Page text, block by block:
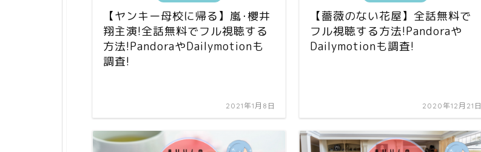
【ヤンキー母校に帰る】嵐･櫻井
翔主演!全話無料でフル視聴する
方法!PandoraやDailymotionも
調査!
2021年1月8日
【薔薇のない花屋】全話無料で
フル視聴する方法!Pandoraや
Dailymotionも調査!
2020年12月21日